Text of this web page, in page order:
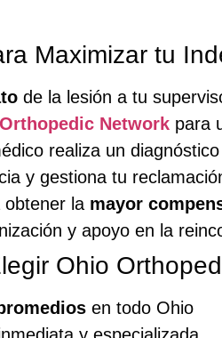
Maximizar tu
de la lesión a tu
Network para
realiza un
y gestiona tu
obtener la mayor
y apoyo en la
Ohio
en todo Ohio